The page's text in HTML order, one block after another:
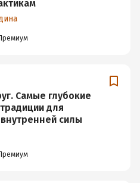
Самые глубокие
для
силы